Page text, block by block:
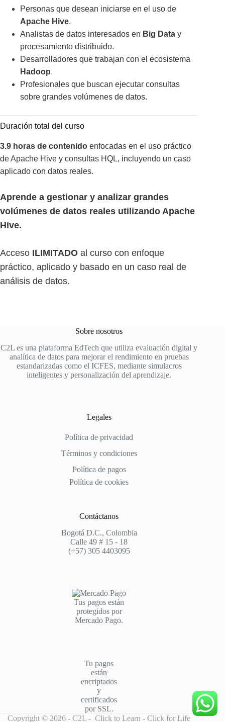
Personas que desean iniciarse en el uso de
Apache Hive.
Analistas de datos interesados en Big Data y
procesamiento distribuido.
Desarrolladores que trabajan con el ecosistema
Hadoop.
Profesionales que buscan ejecutar consultas
sobre grandes volúmenes de datos.
Duración total del curso
3.9 horas de contenido enfocadas en el uso práctico
de Apache Hive y consultas HQL, incluyendo un caso
aplicado con datos reales.
Aprende a gestionar y analizar grandes
volúmenes de datos reales utilizando Apache
Hive.
Acceso ILIMITADO al curso con enfoque
práctico, aplicado y basado en un caso real de
análisis de datos.
Sobre nosotros
C2L es una plataforma EdTech que utiliza evaluación digital y
analítica de datos para mejorar el rendimiento en pruebas
estandarizadas como el ICFES, mediante simulacros
inteligentes y personalización del aprendizaje.
Legales
Política de privacidad
Términos y condiciones
Política de pagos
Política de cookies
Contáctanos
Bogotá D.C., Colombia
Calle 49 # 15 - 18
(+57) 305 4403095
Tus pagos están
protegidos por
Mercado Pago.
Tu pagos
están
encriptados
y
certificados
por SSL.
Copyright © 2026 - C2L - Click to Learn - Click for Life